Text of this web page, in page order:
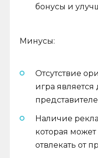
бонусы и
Минусы:
Отсутствие
игра
Наличие
которая
отвлекать от